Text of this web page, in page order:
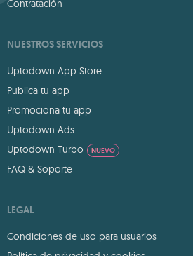
Contratación
NUESTROS SERVICIOS
Uptodown App Store
Publica tu app
Promociona tu app
Uptodown Ads
Uptodown Turbo
NUEVO
FAQ & Soporte
LEGAL
Condiciones de uso para usuarios